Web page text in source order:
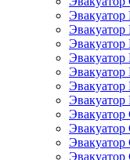
Эвакуатор
Эвакуатор
Эвакуатор
Эвакуатор
Эвакуатор
Эвакуатор
Эвакуатор
Эвакуатор
Эвакуатор
Эвакуатор
Эвакуатор